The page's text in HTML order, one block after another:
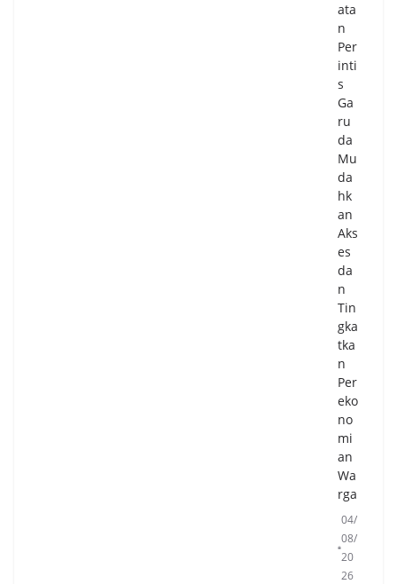
ata
n
Per
inti
s
Ga
ru
da
Mu
da
hk
an
Aks
es
da
n
Tin
gka
tka
n
Per
eko
no
mi
an
Wa
rga
04/
08/
20
26